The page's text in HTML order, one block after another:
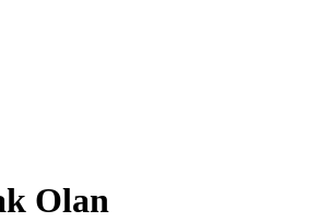
Olan